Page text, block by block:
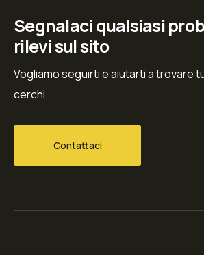
Segnalaci qualsiasi
rilevi sul sito
Vogliamo seguirti e aiutarti a trovare
cerchi
Contattaci